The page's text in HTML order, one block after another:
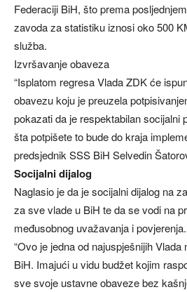
Federaciji BiH, što prema
zavoda za statistiku iznosi oko 500
služba.
Izvršavanje obaveza
“Isplatom regresa Vlada ZDK će
obavezu koju je preuzela
pokazati da je respektabilan socijalni
šta potpišete to bude do kraja
predsjednik SSS BiH Selvedin
Socijalni dijalog
Naglasio je da je socijalni dijalog na
za sve vlade u BiH te da se vodi na
međusobnog uvažavanja i povjerenja.
“Ovo je jedna od najuspješnijih
BiH. Imajući u vidu budžet kojim
sve svoje ustavne obaveze bez